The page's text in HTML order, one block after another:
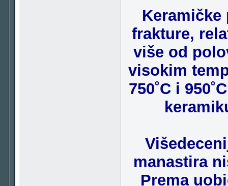
frakture,
više od
visokim
750˚C i
manastira
Prema